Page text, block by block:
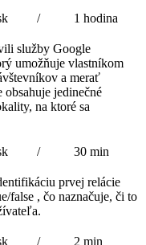
/ 1 hodina
služby Google
umožňuje vlastníkom
a merať
jedinečné
na ktoré sa
/ 30 min
prvej relácie
false , čo naznačuje, či to
/ 2 min